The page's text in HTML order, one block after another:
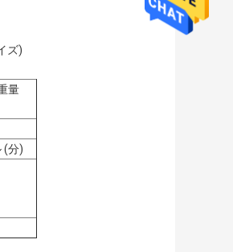
ズ)
量
(分)